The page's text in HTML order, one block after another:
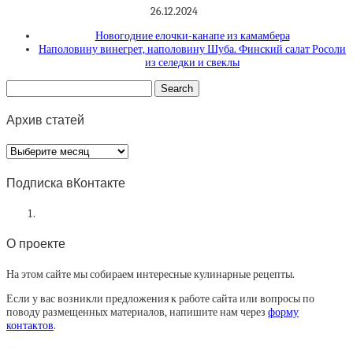
26.12.2024
Новогодние елочки-канапе из камамбера
Наполовину винегрет, наполовину Шуба. Финский салат Росоли
из селедки и свеклы
Архив статей
Архив
статей
Подписка вКонтакте
О проекте
На этом сайте мы собираем интересные кулинарные рецепты.
Если у вас возникли предложения к работе сайта или вопросы по
поводу размещенных материалов, напишите нам через форму
контактов.